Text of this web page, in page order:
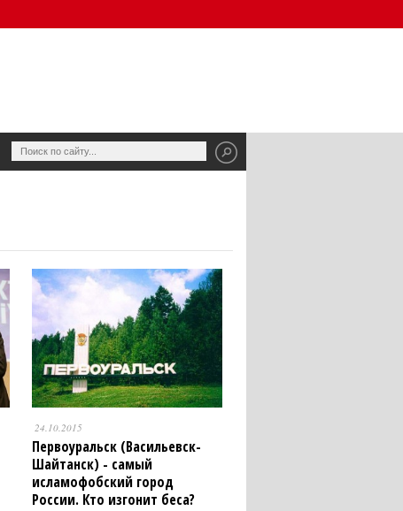
24.10.2015
Первоуральск (Васильевск-
Шайтанск) - самый
исламофобский город
России. Кто изгонит беса?